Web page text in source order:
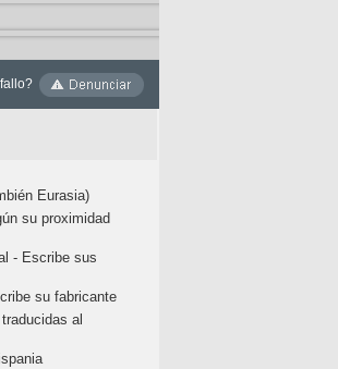
Eurasia)
su proximidad
- Escribe sus
su fabricante
al